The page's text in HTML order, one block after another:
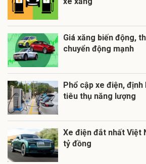
Giá xăng biến động,
chuyển động mạnh
Phổ cập xe điện,
tiêu thụ năng lượng
Xe điện đắt nhất Việt
tỷ đồng